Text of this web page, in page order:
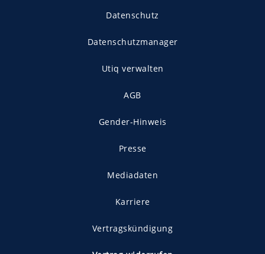
Datenschutz
Datenschutzmanager
Utiq verwalten
AGB
Gender-Hinweis
Presse
Mediadaten
Karriere
Vertragskündigung